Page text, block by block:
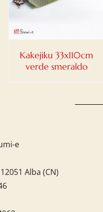
Kakejiku 33x110cm
verde smeraldo
DETTAGLI
e
Alba (CN)